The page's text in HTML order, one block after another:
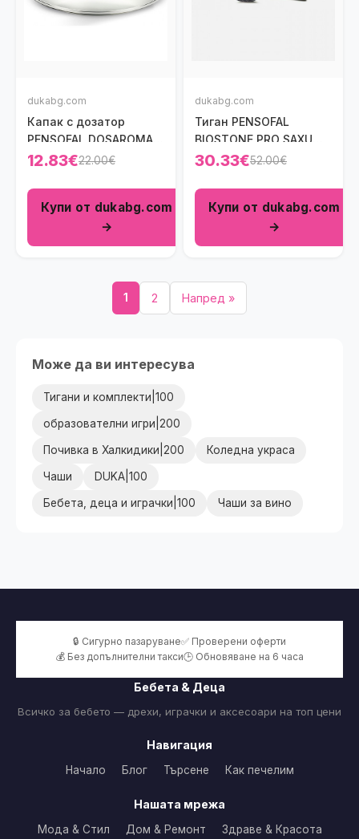
dukabg.com
Капак с дозатор
PENSOFAL DOSAROMA
28 см.
12.83€22.00€
Купи от dukabg.com
→
dukabg.com
Тиган PENSOFAL
BIOSTONE PRO SAXUM
24 см.
30.33€52.00€
Купи от dukabg.com
→
1 2 Напред »
Може да ви интересува
Тигани и комплекти|100
образователни игри|200
Почивка в Халкидики|200 Коледна украса
Чаши DUKA|100
Бебета, деца и играчки|100 Чаши за вино
🔒 Сигурно пазаруване✅ Проверени оферти
💰 Без допълнителни такси🕒 Обновяване на 6 часа
Бебета & Деца
Всичко за бебето — дрехи, играчки и аксесоари на топ цени
Навигация
Начало Блог Търсене Как печелим
Нашата мрежа
Мода & Стил Дом & Ремонт
Здраве & Красота